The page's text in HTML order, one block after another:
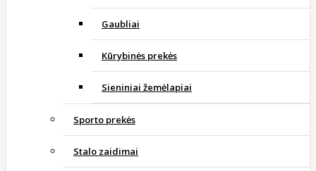
Gaubliai
Kūrybinės prekės
Sieniniai žemėlapiai
Sporto prekės
Stalo zaidimai